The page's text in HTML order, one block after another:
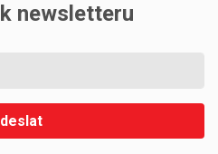
newsletteru